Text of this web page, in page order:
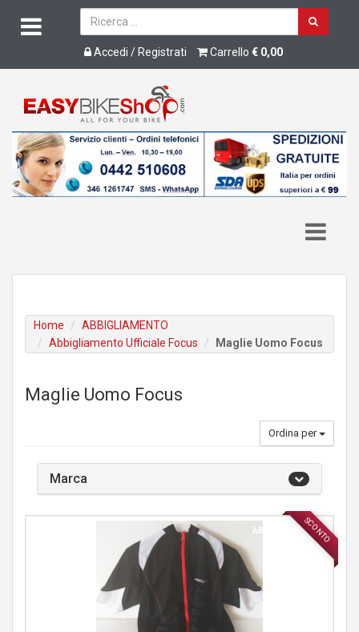
Accedi / Registrati Carrello € 0,00
Home
ABBIGLIAMENTO
Abbigliamento Ufficiale Focus
Maglie Uomo Focus
Maglie Uomo Focus
Ordina per
Marca
SCONTO
ABBIGLIAMENTO